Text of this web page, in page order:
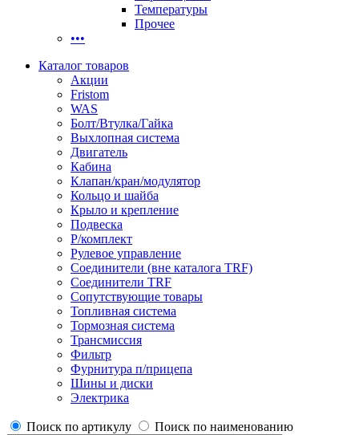
Температуры
Прочее
•••
Каталог товаров
Акции
Fristom
WAS
Болт/Втулка/Гайка
Выхлопная система
Двигатель
Кабина
Клапан/кран/модулятор
Кольцо и шайба
Крыло и крепление
Подвеска
Р/комплект
Рулевое управление
Соединители (вне каталога TRF)
Соединители TRF
Сопутствующие товары
Топливная система
Тормозная система
Трансмиссия
Фильтр
Фурнитура п/прицепа
Шины и диски
Электрика
Поиск по артикулу Поиск по наименованию